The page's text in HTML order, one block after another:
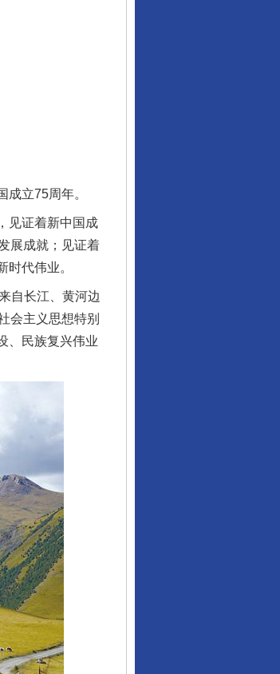
立75周年。
见证着新中国成
展成就；见证着
代伟业。
自长江、黄河边
会主义思想特别
、民族复兴伟业